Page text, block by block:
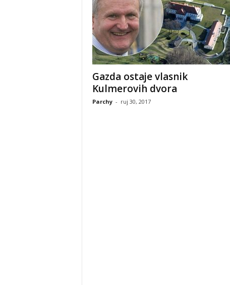
Gazda ostaje vlasnik
Kulmerovih dvora
Parchy - ruj 30, 2017